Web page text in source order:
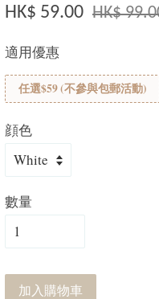
HK$ 59.00 HK$
適用優惠
任選$59 (不參與包郵活動)
顔色
數量
加入購物車